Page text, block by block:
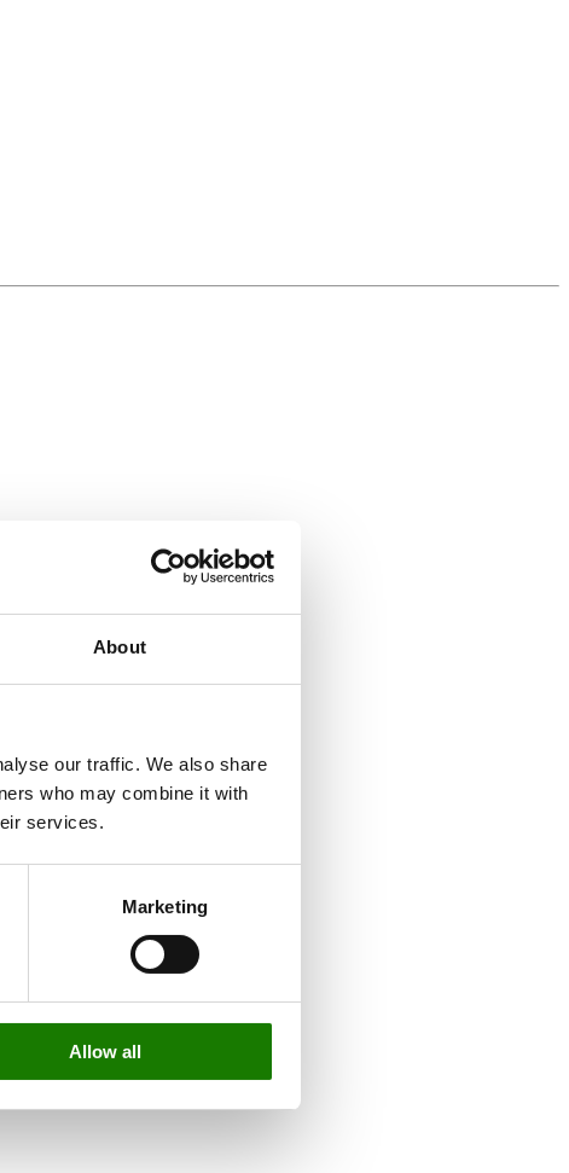
About
our traffic. We also share
who may combine it with
services.
Marketing
Allow all